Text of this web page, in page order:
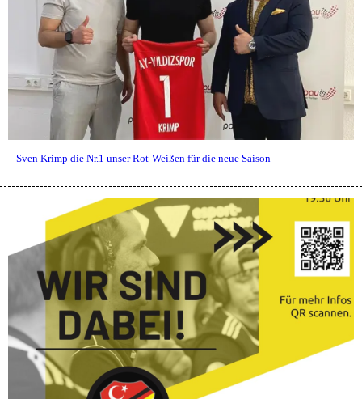
Sven Krimp die Nr.1 unser Rot-Weißen für die neue Saison